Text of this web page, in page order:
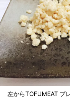
左からTOFUMEAT プ